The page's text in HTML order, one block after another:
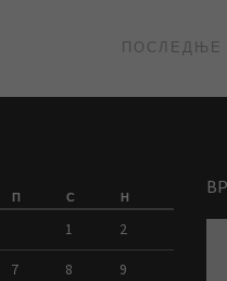
BACK TO POST LIST
П С Н
1 2
7 8 9